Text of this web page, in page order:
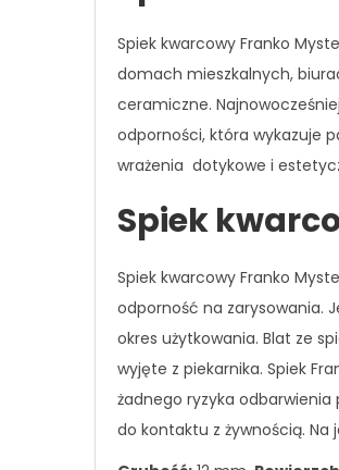
Spiek kwarcowy Franko
domach mieszkalnych,
ceramiczne.
odporności, która wykazuje
wrażenia dotykowe i
Spiek
Spiek kwarcowy Franko
odporność na zarysowania.
okres użytkowania. Blat ze
wyjęte z piekarnika. Spiek
żadnego ryzyka
do kontaktu z żywnością. Na